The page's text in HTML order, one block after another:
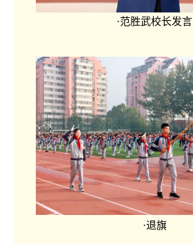
·范胜武校长发言
·退旗